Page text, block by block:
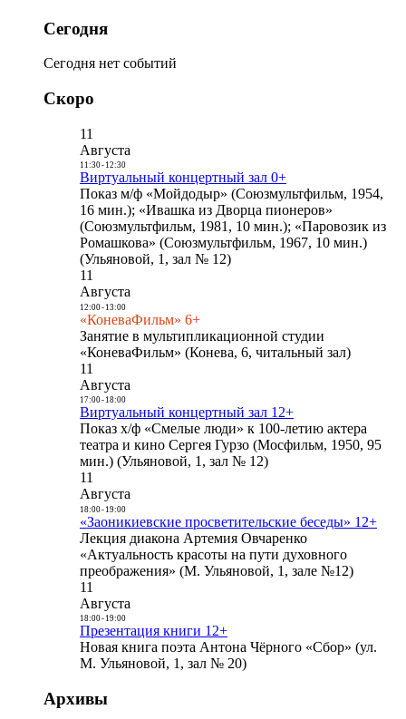
Сегодня
Сегодня нет событий
Скоро
11
Августа
11:30- 12:30
Виртуальный концертный зал 0+
Показ м/ф «Мойдодыр» (Союзмультфильм, 1954,
16 мин.); «Ивашка из Дворца пионеров»
(Союзмультфильм, 1981, 10 мин.); «Паровозик из
Ромашкова» (Союзмультфильм, 1967, 10 мин.)
(Ульяновой, 1, зал № 12)
11
Августа
12:00- 13:00
«КоневаФильм» 6+
Занятие в мультипликационной студии
«КоневаФильм» (Конева, 6, читальный зал)
11
Августа
17:00- 18:00
Виртуальный концертный зал 12+
Показ х/ф «Смелые люди» к 100-летию актера
театра и кино Сергея Гурзо (Мосфильм, 1950, 95
мин.) (Ульяновой, 1, зал № 12)
11
Августа
18:00- 19:00
«Заоникиевские просветительские беседы» 12+
Лекция диакона Артемия Овчаренко
«Актуальность красоты на пути духовного
преображения» (М. Ульяновой, 1, зале №12)
11
Августа
18:00- 19:00
Презентация книги 12+
Новая книга поэта Антона Чёрного «Сбор» (ул.
М. Ульяновой, 1, зал № 20)
Архивы